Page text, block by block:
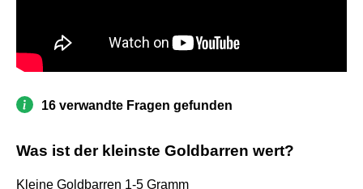
16 verwandte Fragen gefunden
Was ist der kleinste Goldbarren wert?
Kleine Goldbarren 1-5 Gramm